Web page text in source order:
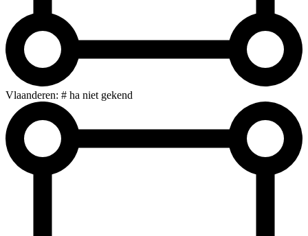
Vlaanderen: # ha niet gekend